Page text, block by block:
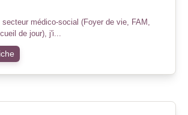
médico-social (Foyer de vie, FAM,
de jour), j'i...